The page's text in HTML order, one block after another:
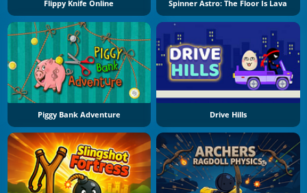
Flippy Knife Online Spinner Astro: The Floor Is Lava
Piggy Bank Adventure Drive Hills